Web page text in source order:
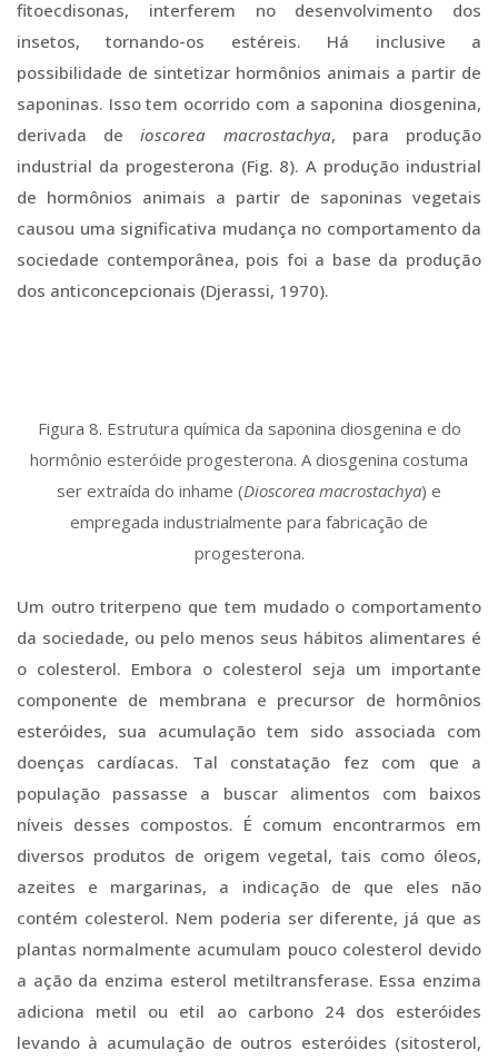
fitoecdisonas, interferem no desenvolvimento dos
insetos, tornando-os estéreis. Há inclusive a
possibilidade de sintetizar hormônios animais a partir de
saponinas. Isso tem ocorrido com a saponina diosgenina,
derivada deioscorea macrostachya, para produção
industrial da progesterona (Fig. 8). A produção industrial
de hormônios animais a partir de saponinas vegetais
causou uma significativa mudança no comportamento da
sociedade contemporânea, pois foi a base da produção
dos anticoncepcionais (Djerassi, 1970).
Figura 8. Estrutura química da saponina diosgenina e do
hormônio esteróide progesterona. A diosgenina costuma
ser extraída do inhame (Dioscorea macrostachya) e
empregada industrialmente para fabricação de
progesterona.
Um outro triterpeno que tem mudado o comportamento
da sociedade, ou pelo menos seus hábitos alimentares é
o colesterol. Embora o colesterol seja um importante
componente de membrana e precursor de hormônios
esteróides, sua acumulação tem sido associada com
doenças cardíacas. Tal constatação fez com que a
população passasse a buscar alimentos com baixos
níveis desses compostos. É comum encontrarmos em
diversos produtos de origem vegetal, tais como óleos,
azeites e margarinas, a indicação de que eles não
contém colesterol. Nem poderia ser diferente, já que as
plantas normalmente acumulam pouco colesterol devido
a ação da enzima esterol metiltransferase. Essa enzima
adiciona metil ou etil ao carbono 24 dos esteróides
levando à acumulação de outros esteróides (sitosterol,